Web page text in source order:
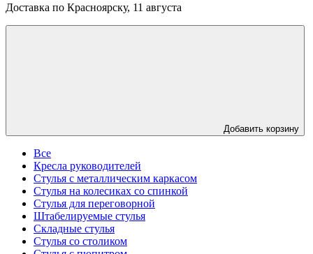
Доставка по Красноярску, 11 августа
Добавить корзину
Все
Кресла руководителей
Стулья с металлическим каркасом
Стулья на колесиках со спинкой
Стулья для переговорной
Штабелируемые стулья
Складные стулья
Стулья со столиком